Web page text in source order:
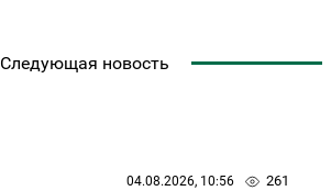
Следующая новость
04.08.2026, 10:56 261